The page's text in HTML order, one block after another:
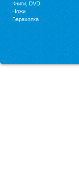
Книги, DVD
Ножи
Барахолка